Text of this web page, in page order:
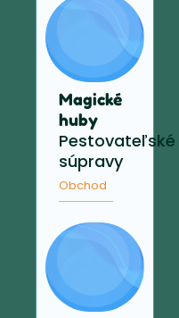
Magické
huby
Pestovateľské
súpravy
Obchod